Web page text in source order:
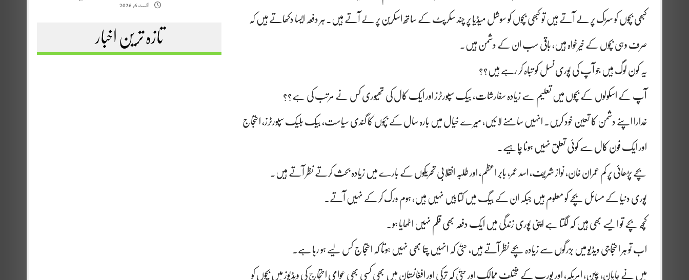
اگست 6, 2026
تازہ ترین اخبار
کبھی بچوں کو سڑک پر لے آتے ہیں تو کبھی بچوں کو سوشل میڈیا پر چند سکرپٹ کے ساتھ اسکرین پر لے آتے ہیں۔ ہر دفعہ ایسا دکھاتے ہیں کہ
صرف وہی بچوں کے خیرخواہ ہیں، باقی سب ان کے دشمن ہیں۔
یہ کون لوگ ہیں جو آپ کی پوری نسل کو تباہ کر رہے ہیں؟؟
آپ کے اسکولوں کے بچوں میں تعلیم سے زیادہ سفارشات، بیک سپورٹرز اور ایک کال کی تھیوری کس نے مرتب کی ہے؟؟
خدارا اپنے دشمن کا تعین خود کریں۔ انہیں سامنے لائیں، میرے خیال میں بارہ سال کے بچوں کا گندی سیاست، بیک بلیک سپورٹرز، احتجاج
اور ایک فون کال سے کوئی تعلق نہیں ہونا چاہیے۔
بچے پڑھائی پر کم عمران خان، نواز شریف، اسد عمر، بابر اعظم، اور طلبہ انقلابی تحریکوں کے بارے میں زیادہ بحث کرتے نظر آتے ہیں۔
پوری دنیا کے مسائل بچے کو معلوم ہیں جبکہ ان کے بیگ میں کتابیں نہیں ہیں، ہوم ورک کر کے نہیں آتے۔
کچھ بچے تو ایسے بھی ہیں کہ لگتا ہے اپنی پوری زندگی میں ایک دفعہ بھی قلم نہیں اٹھایا ہو۔
اب تو ہر احتجاجی ویڈیو میں بزرگوں سے زیادہ بچے نظر آتے ہیں، حتیٰ کہ انہیں پتا بھی نہیں ہوتا کہ احتجاج کس لیے ہو رہا ہے۔
میں نے جاپان، چین، امریکہ، اور یورپ کے مختلف ممالک اور حتیٰ کہ ترکی اور افغانستان میں بھی کسی بھی عوامی احتجاج کی ویڈیوز میں بچوں کو